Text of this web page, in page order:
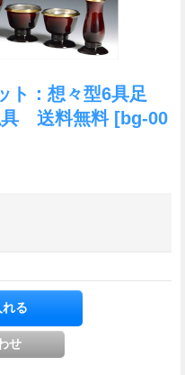
ト：想々型6具足
具 送料無料 [bg-00